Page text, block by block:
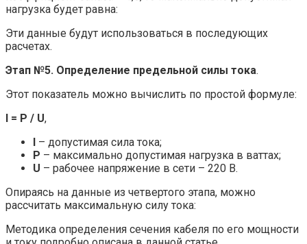
нагрузка будет равна:
Эти данные будут использоваться в последующих
расчетах.
Этап №5. Определение предельной силы тока.
Этот показатель можно вычислить по простой формуле:
I = P / U,
I – допустимая сила тока;
P – максимально допустимая нагрузка в ваттах;
U – рабочее напряжение в сети – 220 В.
Опираясь на данные из четвертого этапа, можно
рассчитать максимальную силу тока:
Методика определения сечения кабеля по его мощности